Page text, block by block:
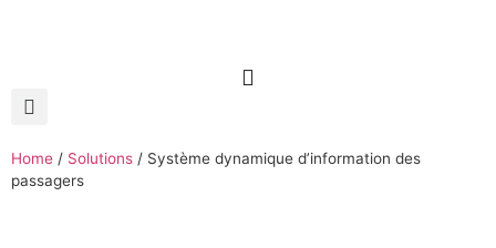
Home / Solutions / Système dynamique d’information des
passagers